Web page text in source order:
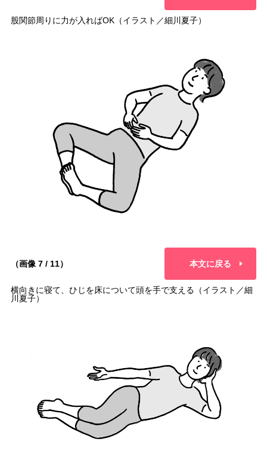
股関節周りに力が入ればOK（イラスト／細川夏子）
（画像 7 / 11） 本文に戻る
横向きに寝て、ひじを床について頭を手で支える（イラスト／細
川夏子）